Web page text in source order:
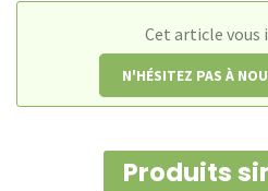
Cet article vous
N'HÉSITEZ PAS À
Produits